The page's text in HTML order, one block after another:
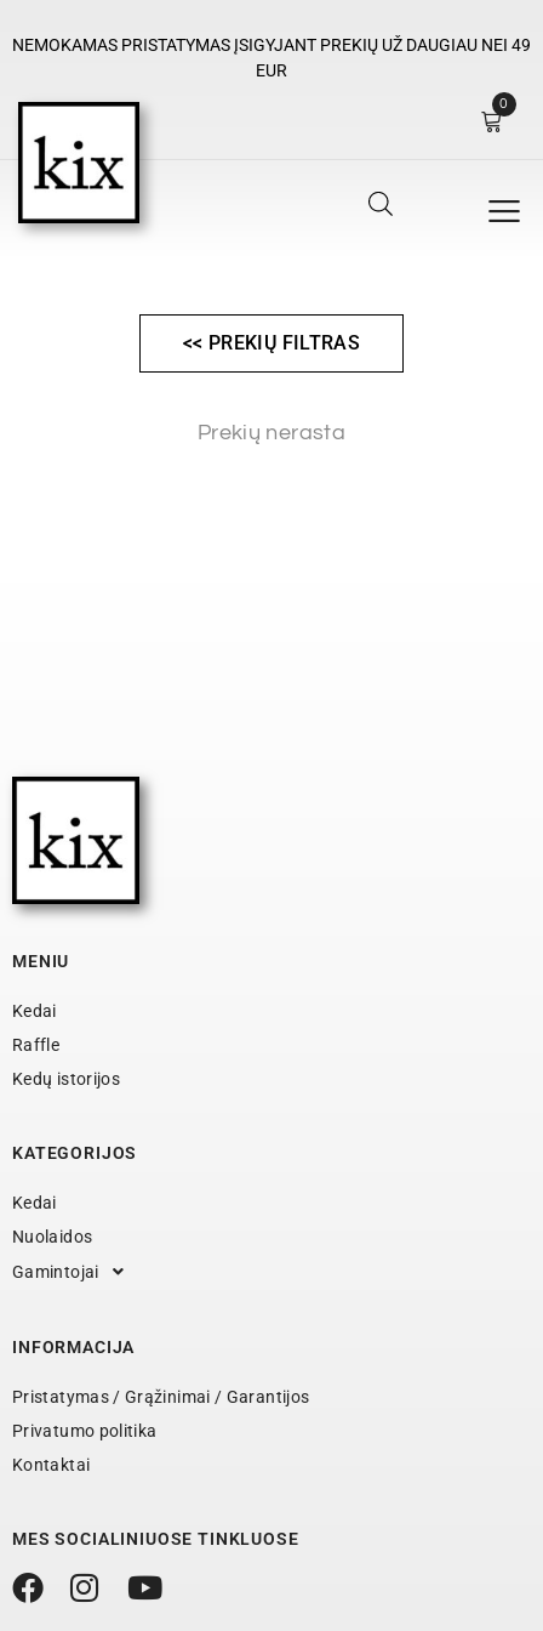
NEMOKAMAS PRISTATYMAS ĮSIGYJANT PREKIŲ UŽ DAUGIAU NEI 49
EUR
0
<< PREKIŲ FILTRAS
Prekių nerasta
MENIU
Kedai
Raffle
Kedų istorijos
KATEGORIJOS
Kedai
Nuolaidos
Gamintojai
INFORMACIJA
Pristatymas / Grąžinimai / Garantijos
Privatumo politika
Kontaktai
MES SOCIALINIUOSE TINKLUOSE